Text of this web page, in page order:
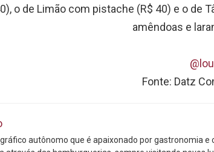
o de Limão com pistache (R$ 40) e o de
amêndoas e
Fonte: Datz
autônomo que é apaixonado por gastronomia e